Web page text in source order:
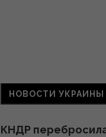
НОВОСТИ УКРАИНЫ
КНДР